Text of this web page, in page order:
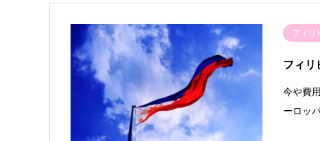
フィリ
フィリ
今や費
ーロッ